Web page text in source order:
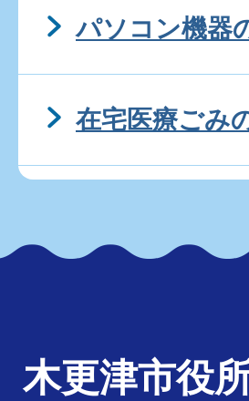
パソコン機器
在宅医療ごみ
木更津市役